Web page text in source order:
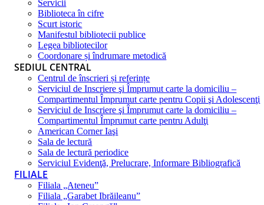
Servicii
Biblioteca în cifre
Scurt istoric
Manifestul bibliotecii publice
Legea bibliotecilor
Coordonare și îndrumare metodică
SEDIUL CENTRAL
Centrul de înscrieri și referințe
Serviciul de Inscriere şi Împrumut carte la domiciliu –
Compartimentul Împrumut carte pentru Copii şi Adolescenţi
Serviciul de Inscriere şi Împrumut carte la domiciliu –
Compartimentul Împrumut carte pentru Adulţi
American Corner Iaşi
Sala de lectură
Sala de lectură periodice
Serviciul Evidenţă, Prelucrare, Informare Bibliografică
FILIALE
Filiala „Ateneu”
Filiala „Garabet Ibrăileanu”